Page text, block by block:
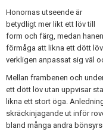
Honornas utseende är
betydligt mer likt ett löv till
form och färg, medan
förmåga att likna ett dött
verkligen anpassat sig väl
Mellan frambenen och
ett dött löv utan uppvisar
likna ett stort öga.
skräckinjagande ut inför
bland många andra